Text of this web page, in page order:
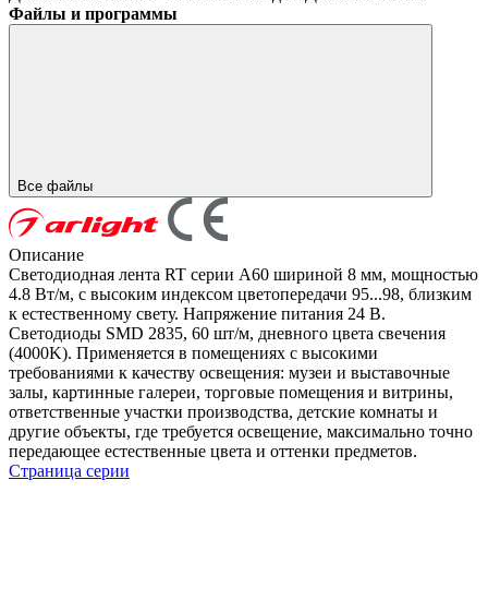
Файлы и программы
Все файлы
Описание
Светодиодная лента RT серии A60 шириной 8 мм, мощностью
4.8 Вт/м, с высоким индексом цветопередачи 95...98, близким
к естественному свету. Напряжение питания 24 В.
Светодиоды SMD 2835, 60 шт/м, дневного цвета свечения
(4000K). Применяется в помещениях с высокими
требованиями к качеству освещения: музеи и выставочные
залы, картинные галереи, торговые помещения и витрины,
ответственные участки производства, детские комнаты и
другие объекты, где требуется освещение, максимально точно
передающее естественные цвета и оттенки предметов.
Страница серии